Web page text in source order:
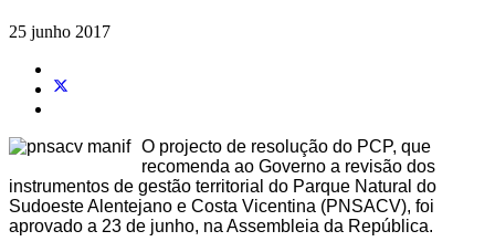
25 junho 2017
O projecto de resolução do PCP, que
recomenda ao Governo a revisão dos
instrumentos de gestão territorial do Parque Natural do
Sudoeste Alentejano e Costa Vicentina (PNSACV), foi
aprovado a 23 de junho, na Assembleia da República.